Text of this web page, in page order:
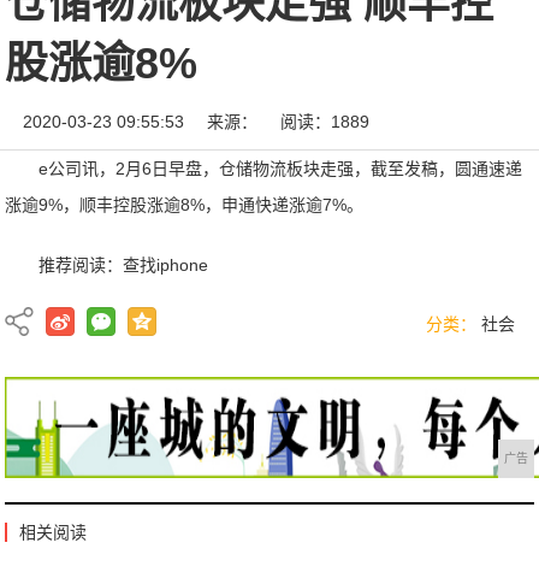
股涨逾8%
2020-03-23 09:55:53 来源： 阅读：1889
e公司讯，2月6日早盘，仓储物流板块走强，截至发稿，圆通速递
涨逾9%，顺丰控股涨逾8%，申通快递涨逾7%。
推荐阅读：查找iphone
分类： 社会
广告
相关阅读